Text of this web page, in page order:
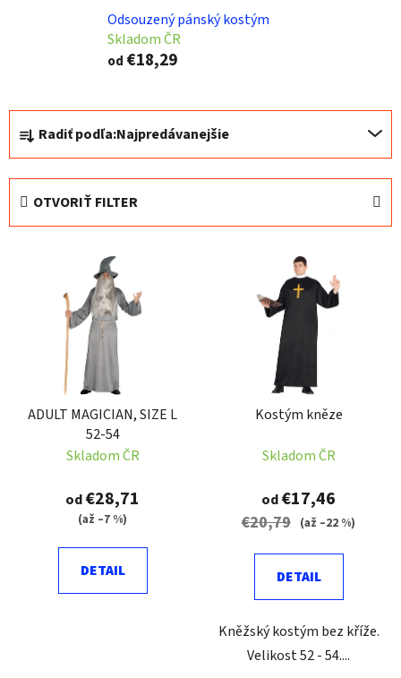
Odsouzený pánský kostým
Skladom ČR
od €18,29
R
a
d
Radiť podľa:Najpredávanejšie
OTVORIŤ FILTER
ADULT MAGICIAN, SIZE L
52-54
Skladom ČR
od€28,71
(až –7 %)
DETAIL
Kostým kněze
Skladom ČR
od€17,46
€20,79 (až –22 %)
DETAIL
Kněžský kostým bez kříže.
Velikost 52 - 54....